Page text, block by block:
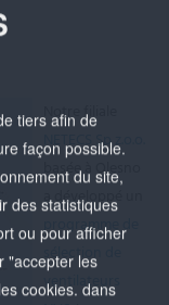
Notre filiale
NETECS Sp z.o.o.
basée à Olesno
a développé un
programme de
sélection de
ventilateurs
tiers afin de
façon possible.
du site,
des statistiques
ou pour afficher
"accepter les
cookies. dans